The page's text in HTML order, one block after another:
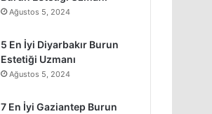
Ağustos 5, 2024
5 En İyi Diyarbakır Burun
Estetiği Uzmanı
Ağustos 5, 2024
7 En İyi Gaziantep Burun